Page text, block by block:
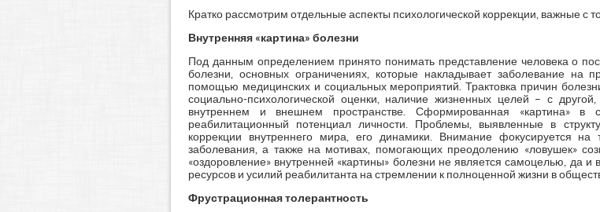
Кратко рассмотрим отдельные аспекты психологической коррекции, важные с
Внутренняя «картина» болезни
Под данным определением принято понимать представление человека о
болезни, основных ограничениях, которые накладывает заболевание на
помощью медицинских и социальных мероприятий. Трактовка причин
социально-психологической оценки, наличие жизненных целей – с
внутреннем и внешнем пространстве. Сформированная «картина» в
реабилитационный потенциал личности. Проблемы, выявленные в
коррекции внутреннего мира, его динамики. Внимание фокусируется
заболевания, а также на мотивах, помогающих преодолению «ловушек»
«оздоровление» внутренней «картины» болезни не является самоцелью, да
ресурсов и усилий реабилитанта на стремлении к полноценной жизни в
Фрустрационная толерантность